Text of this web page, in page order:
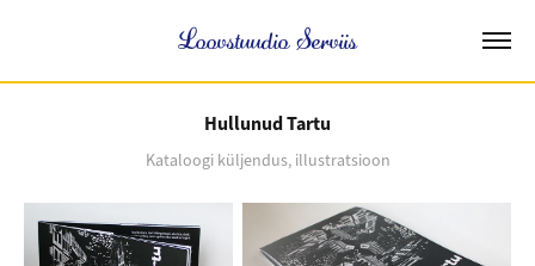
Loovstuudio Serviis
Hullunud Tartu
Kataloogi küljendus, illustratsioon